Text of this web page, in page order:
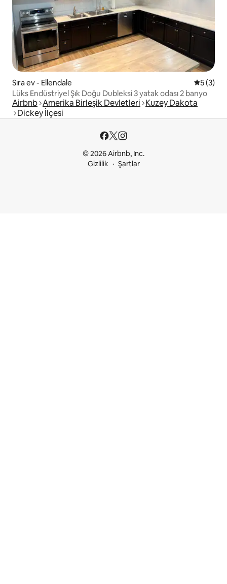
Sıra ev - Ellendale 55 (3)
Lüks Endüstriyel Şık Doğu Dubleksi 3 yatak odası 2 banyo
Airbnb Amerika Birleşik Devletleri Kuzey Dakota
Dickey İlçesi
© 2026 Airbnb, Inc.
Gizlilik
Şartlar